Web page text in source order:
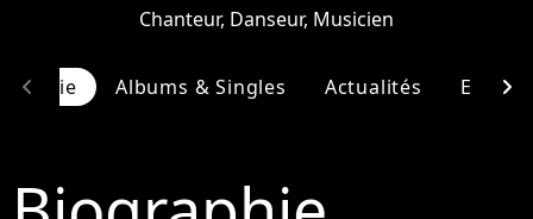
Chanteur, Danseur, Musicien
Albums & Singles Actualités
chevron_left chevron_right